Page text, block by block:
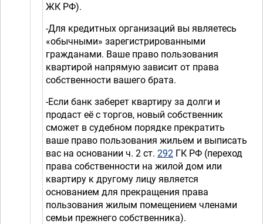
ЖК РФ).
-Для кредитных организаций вы являетесь
«обычными» зарегистрированными
гражданами. Ваше право пользования
квартирой напрямую зависит от права
собственности вашего брата.
-Если банк заберет квартиру за долги и
продаст её с торгов, новый собственник
сможет в судебном порядке прекратить
ваше право пользования жильем и выписать
вас на основании ч. 2 ст. 292 ГК РФ (переход
права собственности на жилой дом или
квартиру к другому лицу является
основанием для прекращения права
пользования жилым помещением членами
семьи прежнего собственника).